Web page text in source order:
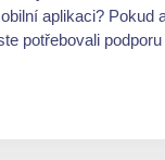
aplikaci? Pokud
potřebovali